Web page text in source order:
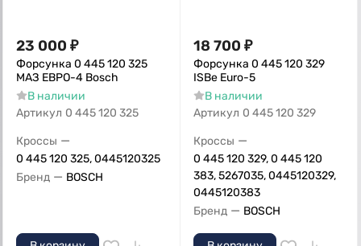
23 000 ₽
Форсунка 0 445 120 325
МАЗ ЕВРО-4 Bosch
В наличии
Артикул 0 445 120 325
Кроссы —
0 445 120 325, 0445120325
Бренд — BOSCH
18 700 ₽
Форсунка 0 445 120 329
ISBe Euro-5
В наличии
Артикул 0 445 120 329
Кроссы —
0 445 120 329, 0 445 120
383, 5267035, 0445120329,
0445120383
Бренд — BOSCH